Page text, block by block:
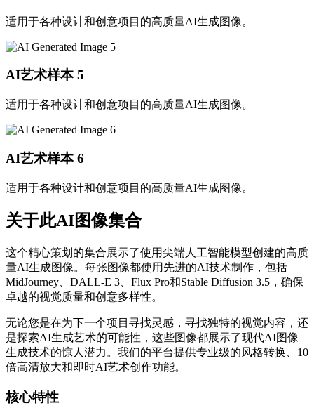
适用于各种设计和创意项目的高质量AI生成图像。
AI艺术样本 5
适用于各种设计和创意项目的高质量AI生成图像。
AI艺术样本 6
适用于各种设计和创意项目的高质量AI生成图像。
关于此AI图像集合
这个精心策划的集合展示了使用尖端人工智能模型创建的高质
量AI生成图像。每张图像都使用先进的AI技术制作，包括
MidJourney、DALL-E 3、Flux Pro和Stable Diffusion 3.5，确保
卓越的视觉质量和创意多样性。
无论您是在为下一个项目寻找灵感，寻找独特的视觉内容，还
是探索AI生成艺术的可能性，这些图像都展示了现代AI图像
生成技术的惊人潜力。我们的平台提供专业级的风格转换、10
倍高清放大和即时AI艺术创作功能。
核心特性